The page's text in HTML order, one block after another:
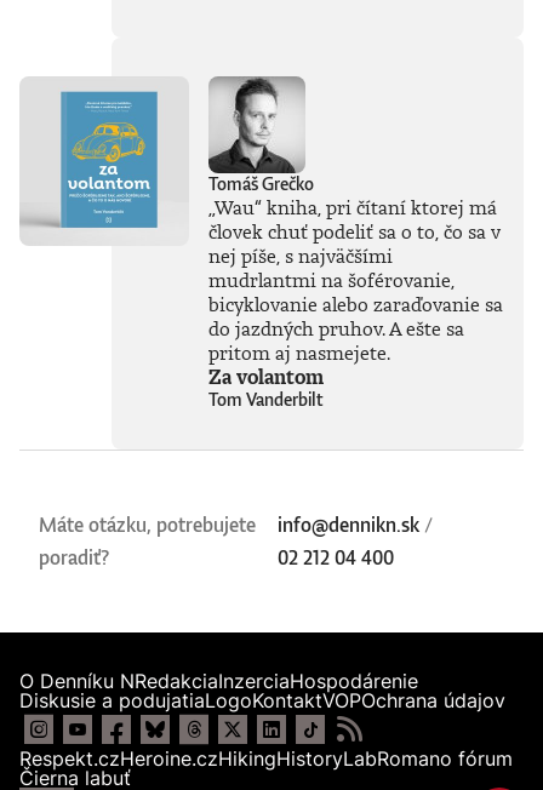
Tomáš Grečko
„Wau“ kniha, pri čítaní ktorej má
človek chuť podeliť sa o to, čo sa v
nej píše, s najväčšími
mudrlantmi na šoférovanie,
bicyklovanie alebo zaraďovanie sa
do jazdných pruhov. A ešte sa
pritom aj nasmejete.
Za volantom
Tom Vanderbilt
Máte otázku, potrebujete
poradiť?
info@dennikn.sk /
02 212 04 400
O Denníku NRedakciaInzerciaHospodárenie
Diskusie a podujatiaLogoKontaktVOPOchrana údajov
Respekt.czHeroine.czHikingHistoryLabRomano fórum
Čierna labuť